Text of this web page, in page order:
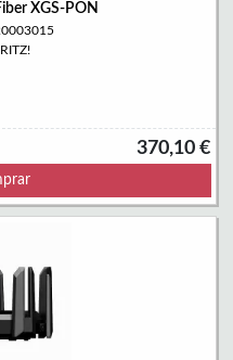
XGS-PON
370,10 €